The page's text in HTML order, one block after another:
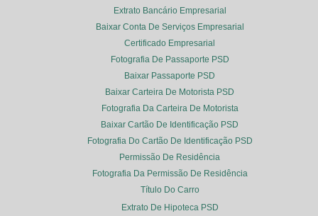
Extrato Bancário Empresarial
Baixar Conta De Serviços Empresarial
Certificado Empresarial
Fotografia De Passaporte PSD
Baixar Passaporte PSD
Baixar Carteira De Motorista PSD
Fotografia Da Carteira De Motorista
Baixar Cartão De Identificação PSD
Fotografia Do Cartão De Identificação PSD
Permissão De Residência
Fotografia Da Permissão De Residência
Título Do Carro
Extrato De Hipoteca PSD